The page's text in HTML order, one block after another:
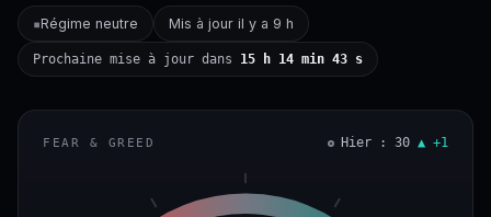
▪Régime neutre Mis à jour il y a 9 h
Prochaine mise à jour dans 15 h 14 min 42 s
FEAR & GREED Hier : 30 ▲ +1